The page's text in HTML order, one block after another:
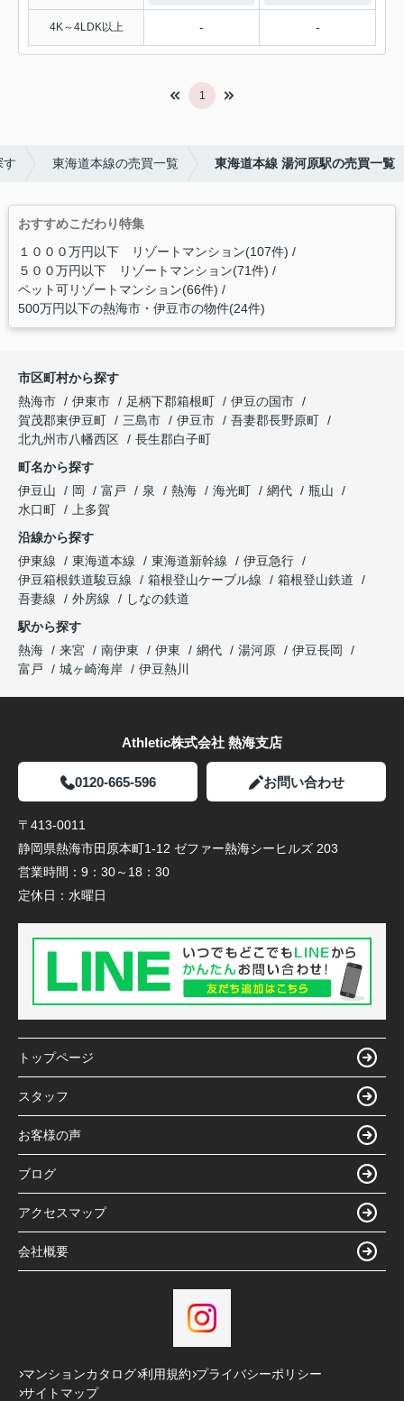
4K～4LDK以上 - -
1
す 東海道本線の売買一覧 東海道本線 湯河原駅の売買一覧
おすすめこだわり特集
１０００万円以下 リゾートマンション(107件)
５００万円以下 リゾートマンション(71件)
ペット可リゾートマンション(66件)
500万円以下の熱海市・伊豆市の物件(24件)
市区町村から探す
熱海市
伊東市 足柄下郡箱根町
伊豆の国市
賀茂郡東伊豆町
三島市 伊豆市
吾妻郡長野原町
北九州市八幡西区
長生郡白子町
町名から探す
伊豆山
岡 富戸 泉 熱海 海光町 網代
瓶山
水口町
上多賀
沿線から探す
伊東線
東海道本線 東海道新幹線
伊豆急行
伊豆箱根鉄道駿豆線
箱根登山ケーブル線
箱根登山鉄道
吾妻線
外房線
しなの鉄道
駅から探す
熱海
来宮 南伊東 伊東 網代 湯河原
伊豆長岡
富戸
城ヶ崎海岸 伊豆熱川
Athletic株式会社 熱海支店
0120-665-596 お問い合わせ
〒413-0011
静岡県熱海市田原本町1-12 ゼファー熱海シーヒルズ 203
営業時間： 9：30～18：30
定休日： 水曜日
トップページ
スタッフ
お客様の声
ブログ
アクセスマップ
会社概要
マンションカタログ 利用規約 プライバシーポリシー
サイトマップ